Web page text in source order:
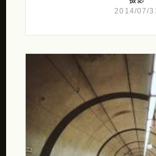
2014/07/31